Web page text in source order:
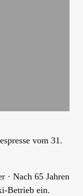
vom 31.
· Nach 65 Jahren
Betrieb ein.